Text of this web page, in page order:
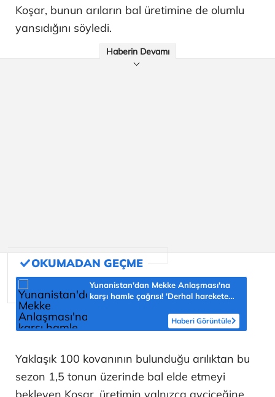
Koşar, bunun arıların bal üretimine de olumlu
yansıdığını söyledi.
Haberin Devamı
Yunanistan'dan Mekke Anlaşması'na
karşı hamle çağrısı! 'Derhal harekete
Haberi Görüntüle
Yaklaşık 100 kovanının bulunduğu arılıktan bu
sezon 1,5 tonun üzerinde bal elde etmeyi
bekleyen Koşar, üretimin yalnızca ayçiçeğine